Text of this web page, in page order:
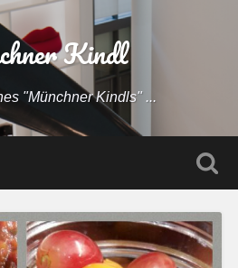
Kindl
"Münchner Kindls" ...